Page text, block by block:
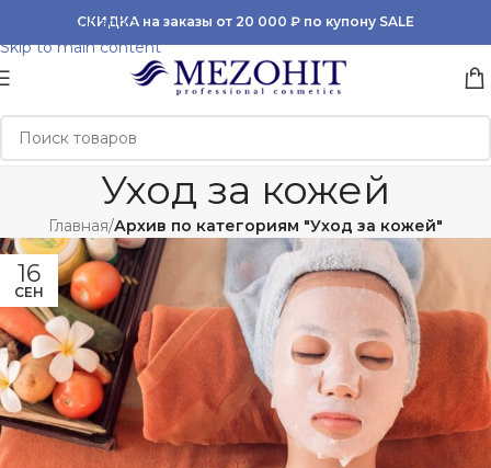
Skip to navigation
Skip to main content
СКИДКА на заказы от 20 000 ₽ по купону SALE
Уход за кожей
Главная/Архив по категориям "Уход за кожей"
16
СЕН